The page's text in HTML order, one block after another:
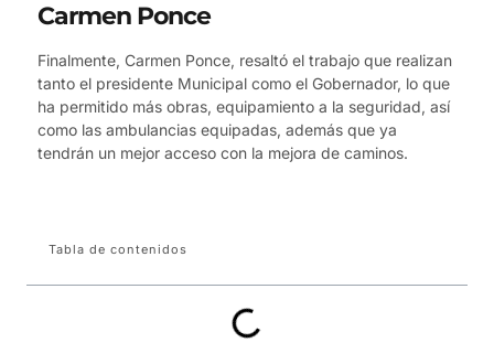
Carmen Ponce
Finalmente, Carmen Ponce, resaltó el trabajo que realizan
tanto el presidente Municipal como el Gobernador, lo que
ha permitido más obras, equipamiento a la seguridad, así
como las ambulancias equipadas, además que ya
tendrán un mejor acceso con la mejora de caminos.
Tabla de contenidos